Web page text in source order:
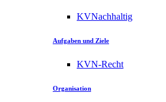
KVNachhaltig
Aufgaben und Ziele
KVN-Recht
Organisation